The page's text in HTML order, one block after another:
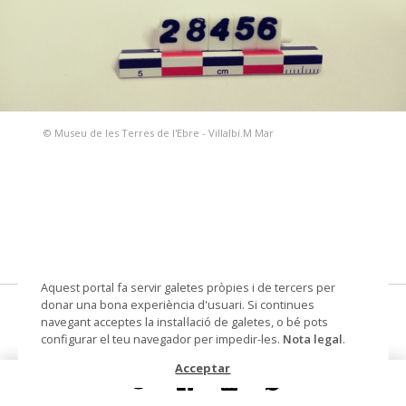
© Museu de les Terres de l'Ebre - Villalbí.M Mar
punta de fletxa
Datació romà
Aquest portal fa servir galetes pròpies i de tercers per
donar una bona experiència d'usuari. Si continues
navegant acceptes la instal·lació de galetes, o bé pots
configurar el teu navegador per impedir-les. Nota legal.
Acceptar